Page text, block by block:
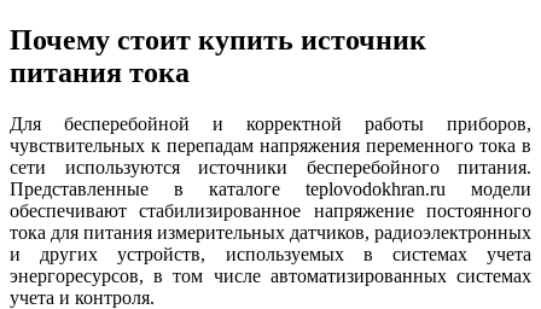
Почему стоит купить источник
питания тока
Для бесперебойной и корректной работы приборов,
чувствительных к перепадам напряжения переменного тока в
сети используются источники бесперебойного питания.
Представленные в каталоге teplovodokhran.ru модели
обеспечивают стабилизированное напряжение постоянного
тока для питания измерительных датчиков, радиоэлектронных
и других устройств, используемых в системах учета
энергоресурсов, в том числе автоматизированных системах
учета и контроля.